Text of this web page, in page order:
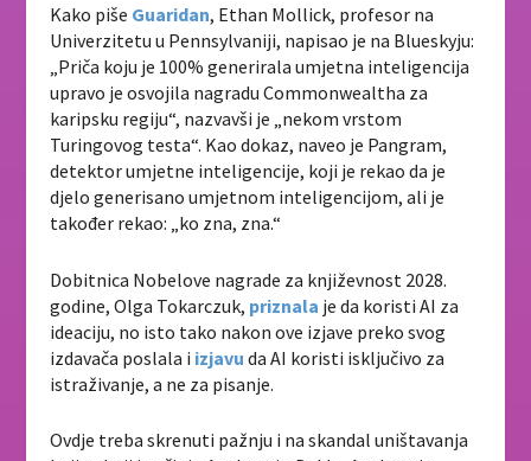
Kako piše Guaridan, Ethan Mollick, profesor na
Univerzitetu u Pennsylvaniji, napisao je na Blueskyju:
„Priča koju je 100% generirala umjetna inteligencija
upravo je osvojila nagradu Commonwealtha za
karipsku regiju“, nazvavši je „nekom vrstom
Turingovog testa“. Kao dokaz, naveo je Pangram,
detektor umjetne inteligencije, koji je rekao da je
djelo generisano umjetnom inteligencijom, ali je
također rekao: „ko zna, zna.“
Dobitnica Nobelove nagrade za književnost 2028.
godine, Olga Tokarczuk, priznala je da koristi AI za
ideaciju, no isto tako nakon ove izjave preko svog
izdavača poslala i izjavu da AI koristi isključivo za
istraživanje, a ne za pisanje.
Ovdje treba skrenuti pažnju i na skandal uništavanja